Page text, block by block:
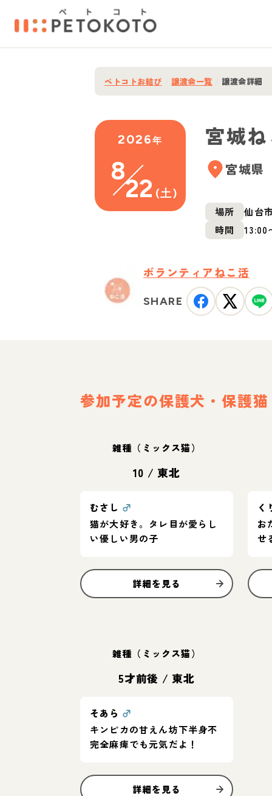
ペトコトお結び 譲渡会一覧 譲渡会詳細
2026年
8
22 (土)
宮城
宮城県
場所
仙台
時間
13:00
ボランティアねこ活
SHARE
参加予定の保護犬・保護猫
雑種（ミックス猫）
10 / 東北
むさし ♂
猫が大好き。タレ目が愛らし
い優しい男の子
詳細を見る
く
お
せ
雑種（ミックス猫）
5才前後 / 東北
そあら ♂
キンピカの甘えん坊下半身不
完全麻痺でも元気だよ！
詳細を見る